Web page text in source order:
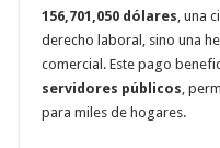
156,701,050 dólares , una
derecho laboral, sino una
comercial. Este pago
servidores públicos ,
para miles de hogares.